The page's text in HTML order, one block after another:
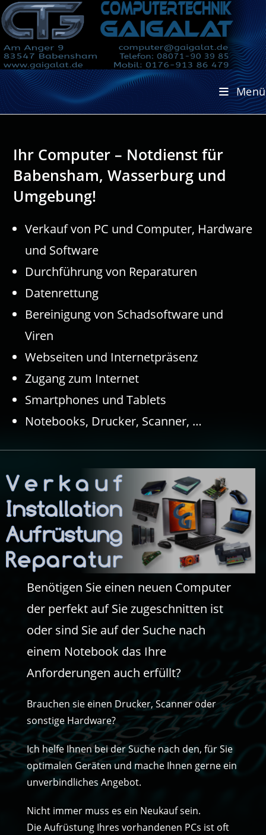
Zum
Inhalt
springen
Menü
Ihr Computer – Notdienst für
Babensham, Wasserburg und
Umgebung!
Verkauf von PC und Computer, Hardware
und Software
Durchführung von Reparaturen
Datenrettung
Bereinigung von Schadsoftware und
Viren
Webseiten und Internetpräsenz
Zugang zum Internet
Smartphones und Tablets
Notebooks, Drucker, Scanner, …
Benötigen Sie einen neuen Computer
der perfekt auf Sie zugeschnitten ist
oder sind Sie auf der Suche nach
einem Notebook das Ihre
Anforderungen auch erfüllt?
Brauchen sie einen Drucker, Scanner oder
sonstige Hardware?
Ich helfe Ihnen bei der Suche nach den, für Sie
optimalen Geräten und mache Ihnen gerne ein
unverbindliches Angebot.
Nicht immer muss es ein Neukauf sein.
Die Aufrüstung Ihres vorhandenen PCs ist oft